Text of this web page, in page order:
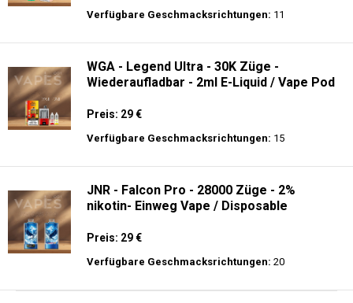
Verfügbare Geschmacksrichtungen: 11
WGA - Legend Ultra - 30K Züge -
Wiederaufladbar - 2ml E-Liquid / Vape Pod
Preis: 29 €
Verfügbare Geschmacksrichtungen: 15
JNR - Falcon Pro - 28000 Züge - 2%
nikotin- Einweg Vape / Disposable
Preis: 29 €
Verfügbare Geschmacksrichtungen: 20